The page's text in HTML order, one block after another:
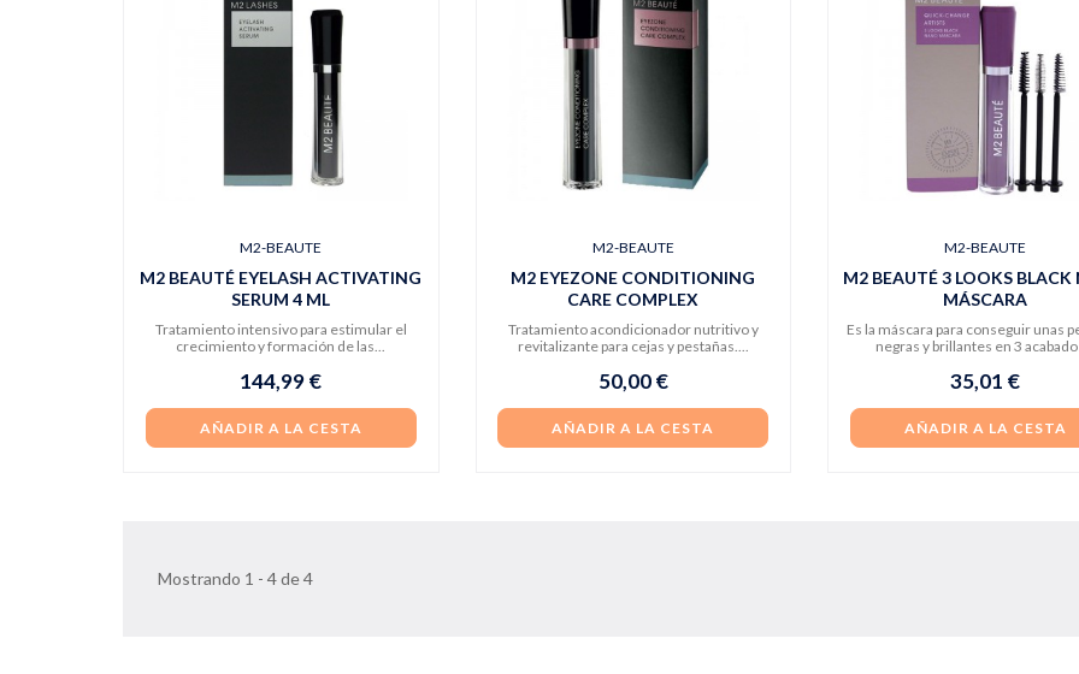
M2-BEAUTE
M2 BEAUTÉ EYELASH ACTIVATING
SERUM 4 ML
Tratamiento intensivo para estimular el
crecimiento y formación de las...
144,99 €
AÑADIR A LA CESTA
M2-BEAUTE
M2 EYEZONE CONDITIONING
CARE COMPLEX
Tratamiento acondicionador nutritivo y
revitalizante para cejas y pestañas....
50,00 €
AÑADIR A LA CESTA
M2-BEAUTE
M2 BEAUTÉ 3 LOOKS
MÁSCARA
Es la máscara para conseguir unas
negras y brillantes en 3
35,01 €
AÑADIR A LA CESTA
Mostrando 1 - 4 de 4